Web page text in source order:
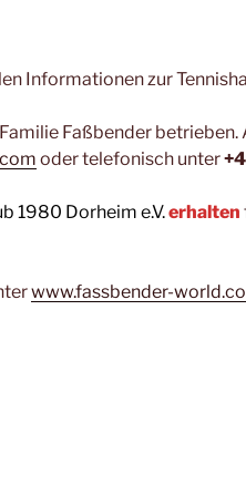
Informationen zur
Faßbender
oder telefonisch unter
1980 Dorheim e.V.erhalten
www.fassbender-